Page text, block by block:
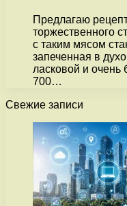
Предлагаю
торжественного
с таким мясом
запеченная в
ласковой и очень
700…
Свежие записи